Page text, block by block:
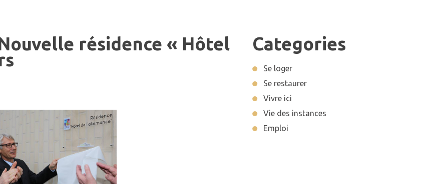
résidence « Hôtel Categories
Se loger
Se restaurer
Vivre ici
Vie des instances
Emploi